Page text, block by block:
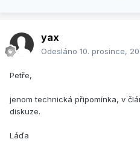
yax
Odesláno 10. prosince,
Petře,
jenom technická připomínka, v
diskuze.
Láďa